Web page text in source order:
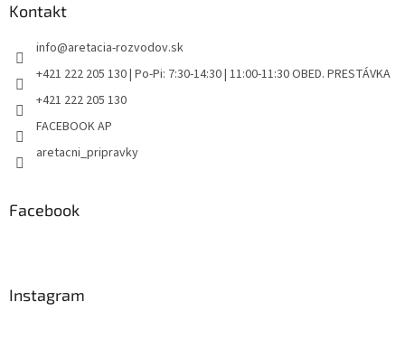
Kontakt
info@aretacia-rozvodov.sk
+421 222 205 130 | Po-Pi: 7:30-14:30 | 11:00-11:30 OBED. PRESTÁVKA
+421 222 205 130
FACEBOOK AP
aretacni_pripravky
Facebook
Instagram